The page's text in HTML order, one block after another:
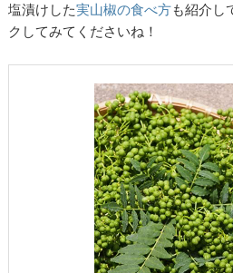
塩漬けした実山椒の食べ方も紹介し
クしてみてくださいね！